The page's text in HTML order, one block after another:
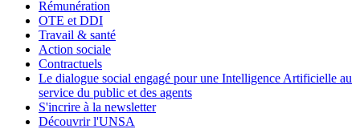
Rémunération
OTE et DDI
Travail & santé
Action sociale
Contractuels
Le dialogue social engagé pour une Intelligence Artificielle au
service du public et des agents
S'incrire à la newsletter
Découvrir l'UNSA